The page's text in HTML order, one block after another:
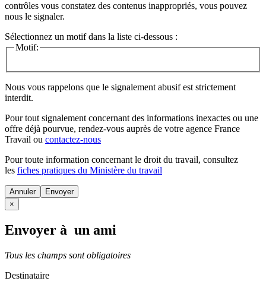
contrôles vous constatez des contenus inappropriés, vous pouvez
nous le signaler.
Sélectionnez un motif dans la liste ci-dessous :
Motif:
Nous vous rappelons que le signalement abusif est strictement
interdit.
Pour tout signalement concernant des informations inexactes ou une
offre déjà pourvue, rendez-vous auprès de votre agence France
Travail ou contactez-nous
Pour toute information concernant le droit du travail, consultez
les fiches pratiques du Ministère du travail
Annuler
×
Envoyer à un ami
Tous les champs sont obligatoires
Destinataire